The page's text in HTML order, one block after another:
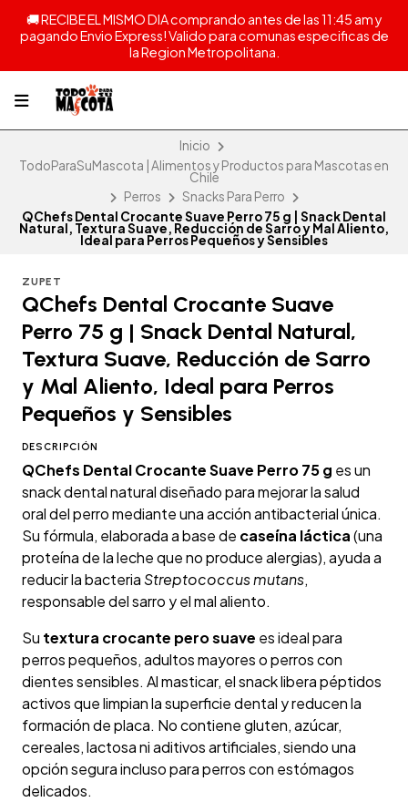
🚚 RECIBE EL MISMO DIA comprando antes de las 11:45 am y
pagando Envio Express! Valido para comunas especificas de
la Region Metropolitana.
Inicio
TodoParaSuMascota | Alimentos y Productos para Mascotas en
Chile
Perros
Snacks Para Perro
QChefs Dental Crocante Suave Perro 75 g | Snack Dental
Natural, Textura Suave, Reducción de Sarro y Mal Aliento,
Ideal para Perros Pequeños y Sensibles
ZUPET
QChefs Dental Crocante Suave
Perro 75 g | Snack Dental Natural,
Textura Suave, Reducción de Sarro
y Mal Aliento, Ideal para Perros
Pequeños y Sensibles
DESCRIPCIÓN
QChefs Dental Crocante Suave Perro 75 g es un
snack dental natural diseñado para mejorar la salud
oral del perro mediante una acción antibacterial única.
Su fórmula, elaborada a base de caseína láctica(una
proteína de la leche que no produce alergias), ayuda a
reducir la bacteria Streptococcus mutans,
responsable del sarro y el mal aliento.
Su textura crocante pero suave es ideal para
perros pequeños, adultos mayores o perros con
dientes sensibles. Al masticar, el snack libera péptidos
activos que limpian la superficie dental y reducen la
formación de placa. No contiene gluten, azúcar,
cereales, lactosa ni aditivos artificiales, siendo una
opción segura incluso para perros con estómagos
delicados.